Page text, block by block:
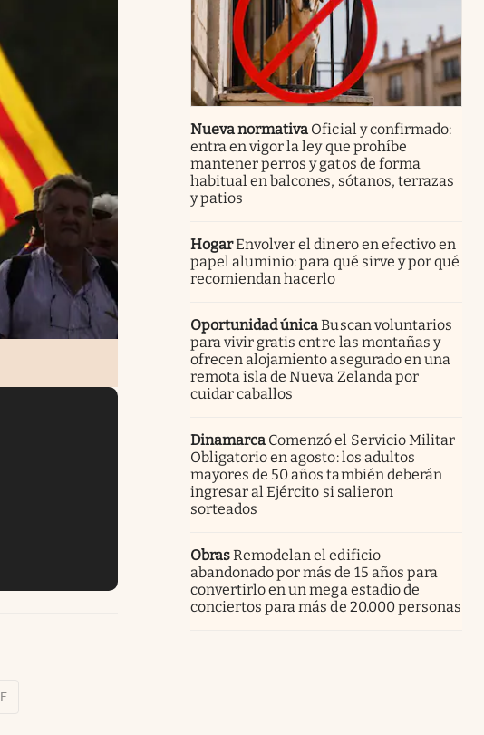
Nueva normativa Oficial y confirmado:
entra en vigor la ley que prohíbe
mantener perros y gatos de forma
habitual en balcones, sótanos, terrazas
y patios
HogarEnvolver el dinero en efectivo en
papel aluminio: para qué sirve y por qué
recomiendan hacerlo
Oportunidad únicaBuscan voluntarios
para vivir gratis entre las montañas y
ofrecen alojamiento asegurado en una
remota isla de Nueva Zelanda por
cuidar caballos
Dinamarca Comenzó el Servicio Militar
Obligatorio en agosto: los adultos
mayores de 50 años también deberán
ingresar al Ejército si salieron
sorteados
ObrasRemodelan el edificio
abandonado por más de 15 años para
convertirlo en un mega estadio de
conciertos para más de 20.000 personas